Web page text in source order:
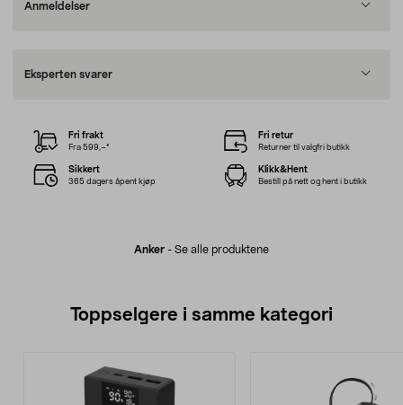
Anmeldelser
Eksperten svarer
Anker - Se alle produktene
Fri frakt
Fra 599,–*
Fri retur
Returner til valgfri butikk
Sikkert
365 dagers åpent kjøp
Klikk&Hent
Bestill på nett og hent i butikk
Toppselgere i samme kategori